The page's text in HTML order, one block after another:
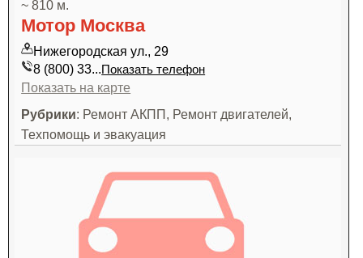
~ 810 м.
Мотор Москва
Нижегородская ул., 29
8 (800) 33...Показать телефон
Показать на карте
Рубрики: Ремонт АКПП, Ремонт двигателей,
Техпомощь и эвакуация